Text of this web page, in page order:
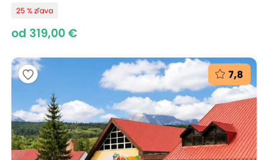
25 % zľava
od 319,00 €
7,8